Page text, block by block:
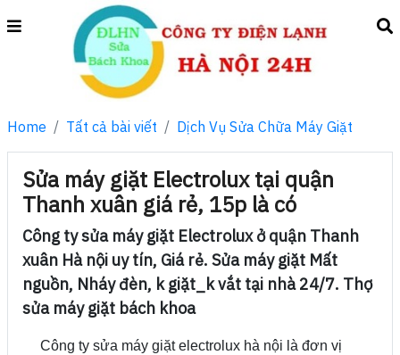
Home Tất cả bài viết Dịch Vụ Sửa Chữa Máy Giặt
Sửa máy giặt Electrolux tại quận
Thanh xuân giá rẻ, 15p là có
Công ty sửa máy giặt Electrolux ở quận Thanh
xuân Hà nội uy tín, Giá rẻ. Sửa máy giặt Mất
nguồn, Nháy đèn, k giặt_k vắt tại nhà 24/7. Thợ
sửa máy giặt bách khoa
Công ty sửa máy giặt electrolux hà nội là đơn vị